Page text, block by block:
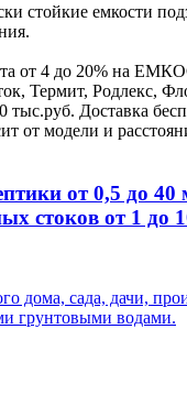
стойкие емкости
от 4 до 20% на
Термит, Родлекс,
тыс.руб. Доставка
от модели и
от 0,5 до 40
стоков от 1 до
дома, сада, дачи,
грунтовыми водами.